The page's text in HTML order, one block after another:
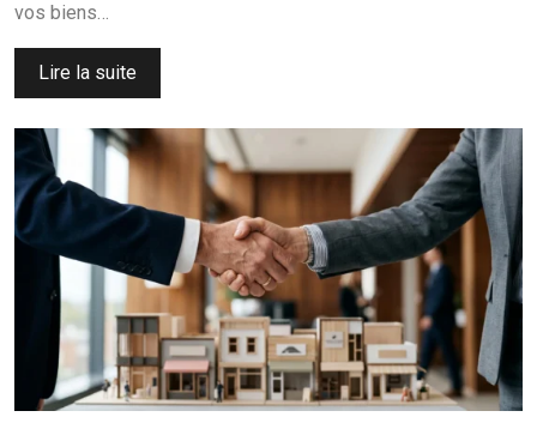
vos biens…
Lire la suite